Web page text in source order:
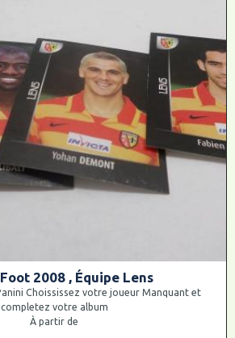
Panini Foot 2008 , Équipe Lens
Choississez votre joueur Manquant et
completez votre album
À partir de